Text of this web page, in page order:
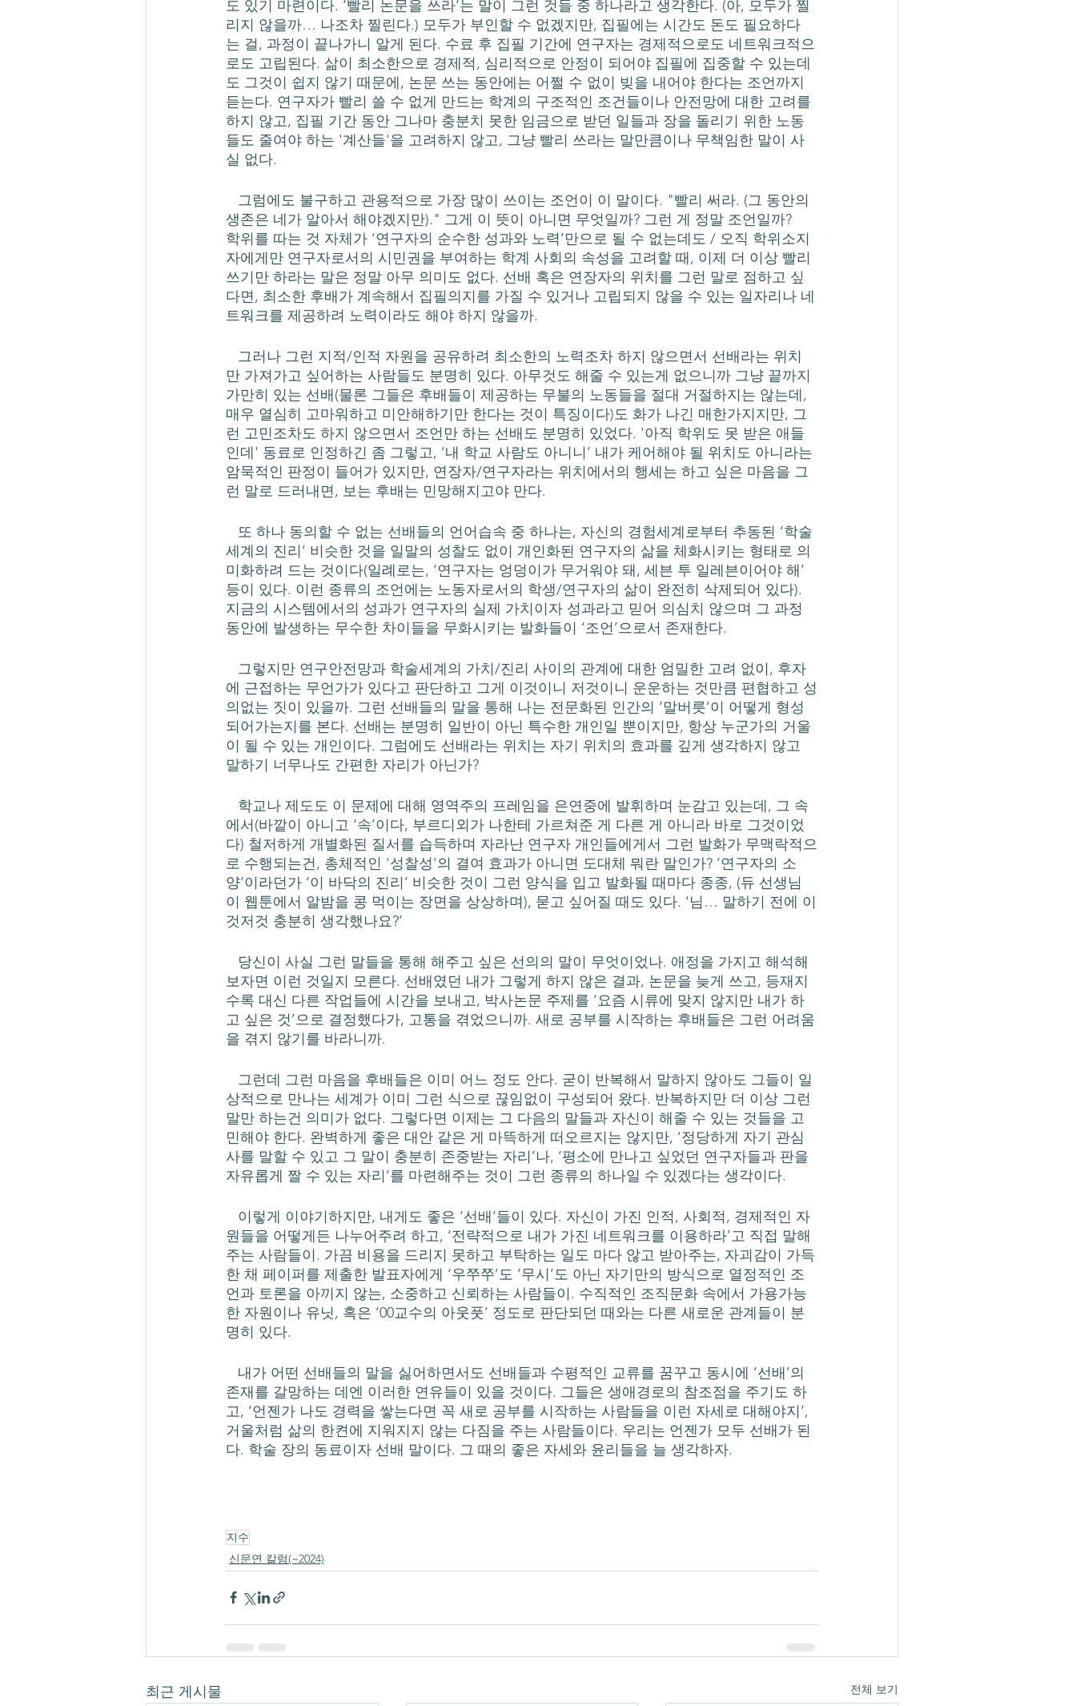
도 있기 마련이다. ‘빨리 논문을 쓰라’는 말이 그런 것들 중 하나라고 생각한다. (아, 모두가 찔
리지 않을까… 나조차 찔린다.) 모두가 부인할 수 없겠지만, 집필에는 시간도 돈도 필요하다
는 걸, 과정이 끝나가니 알게 된다. 수료 후 집필 기간에 연구자는 경제적으로도 네트워크적으
로도 고립된다. 삶이 최소한으로 경제적, 심리적으로 안정이 되어야 집필에 집중할 수 있는데
도 그것이 쉽지 않기 때문에, 논문 쓰는 동안에는 어쩔 수 없이 빚을 내어야 한다는 조언까지
듣는다. 연구자가 빨리 쓸 수 없게 만드는 학계의 구조적인 조건들이나 안전망에 대한 고려를
하지 않고, 집필 기간 동안 그나마 충분치 못한 임금으로 받던 일들과 장을 돌리기 위한 노동
들도 줄여야 하는 '계산들'을 고려하지 않고, 그냥 빨리 쓰라는 말만큼이나 무책임한 말이 사
실 없다.
생존은 네가 알아서 해야겠지만)." 그게 이 뜻이 아니면 무엇일까? 그런 게 정말 조언일까?
학위를 따는 것 자체가 ‘연구자의 순수한 성과와 노력’만으로 될 수 없는데도 / 오직 학위소지
자에게만 연구자로서의 시민권을 부여하는 학계 사회의 속성을 고려할 때, 이제 더 이상 빨리
쓰기만 하라는 말은 정말 아무 의미도 없다. 선배 혹은 연장자의 위치를 그런 말로 점하고 싶
다면, 최소한 후배가 계속해서 집필의지를 가질 수 있거나 고립되지 않을 수 있는 일자리나 네
트워크를 제공하려 노력이라도 해야 하지 않을까.
만 가져가고 싶어하는 사람들도 분명히 있다. 아무것도 해줄 수 있는게 없으니까 그냥 끝까지
가만히 있는 선배(물론 그들은 후배들이 제공하는 무불의 노동들을 절대 거절하지는 않는데,
매우 열심히 고마워하고 미안해하기만 한다는 것이 특징이다)도 화가 나긴 매한가지지만, 그
런 고민조차도 하지 않으면서 조언만 하는 선배도 분명히 있었다. '아직 학위도 못 받은 애들
인데' 동료로 인정하긴 좀 그렇고, ‘내 학교 사람도 아니니’ 내가 케어해야 될 위치도 아니라는
암묵적인 판정이 들어가 있지만, 연장자/연구자라는 위치에서의 행세는 하고 싶은 마음을 그
런 말로 드러내면, 보는 후배는 민망해지고야 만다.
세계의 진리’ 비슷한 것을 일말의 성찰도 없이 개인화된 연구자의 삶을 체화시키는 형태로 의
미화하려 드는 것이다(일례로는, ‘연구자는 엉덩이가 무거워야 돼, 세븐 투 일레븐이어야 해’
등이 있다. 이런 종류의 조언에는 노동자로서의 학생/연구자의 삶이 완전히 삭제되어 있다).
지금의 시스템에서의 성과가 연구자의 실제 가치이자 성과라고 믿어 의심치 않으며 그 과정
동안에 발생하는 무수한 차이들을 무화시키는 발화들이 ‘조언’으로서 존재한다.
에 근접하는 무언가가 있다고 판단하고 그게 이것이니 저것이니 운운하는 것만큼 편협하고 성
의없는 짓이 있을까. 그런 선배들의 말을 통해 나는 전문화된 인간의 ‘말버릇’이 어떻게 형성
되어가는지를 본다. 선배는 분명히 일반이 아닌 특수한 개인일 뿐이지만, 항상 누군가의 거울
이 될 수 있는 개인이다. 그럼에도 선배라는 위치는 자기 위치의 효과를 깊게 생각하지 않고
말하기 너무나도 간편한 자리가 아닌가?
에서(바깥이 아니고 ‘속’이다, 부르디외가 나한테 가르쳐준 게 다른 게 아니라 바로 그것이었
다) 철저하게 개별화된 질서를 습득하며 자라난 연구자 개인들에게서 그런 발화가 무맥락적으
로 수행되는건, 총체적인 '성찰성'의 결여 효과가 아니면 도대체 뭐란 말인가? ‘연구자의 소
양’이라던가 ‘이 바닥의 진리’ 비슷한 것이 그런 양식을 입고 발화될 때마다 종종, (듀 선생님
이 웹툰에서 알밤을 콩 먹이는 장면을 상상하며), 묻고 싶어질 때도 있다. ‘님… 말하기 전에 이
것저것 충분히 생각했나요?’
보자면 이런 것일지 모른다. 선배였던 내가 그렇게 하지 않은 결과, 논문을 늦게 쓰고, 등재지
수록 대신 다른 작업들에 시간을 보내고, 박사논문 주제를 ‘요즘 시류에 맞지 않지만 내가 하
고 싶은 것’으로 결정했다가, 고통을 겪었으니까. 새로 공부를 시작하는 후배들은 그런 어려움
을 겪지 않기를 바라니까.
상적으로 만나는 세계가 이미 그런 식으로 끊임없이 구성되어 왔다. 반복하지만 더 이상 그런
말만 하는건 의미가 없다. 그렇다면 이제는 그 다음의 말들과 자신이 해줄 수 있는 것들을 고
민해야 한다. 완벽하게 좋은 대안 같은 게 마뜩하게 떠오르지는 않지만, ‘정당하게 자기 관심
사를 말할 수 있고 그 말이 충분히 존중받는 자리’나, ‘평소에 만나고 싶었던 연구자들과 판을
자유롭게 짤 수 있는 자리’를 마련해주는 것이 그런 종류의 하나일 수 있겠다는 생각이다.
원들을 어떻게든 나누어주려 하고, ‘전략적으로 내가 가진 네트워크를 이용하라’고 직접 말해
주는 사람들이. 가끔 비용을 드리지 못하고 부탁하는 일도 마다 않고 받아주는, 자괴감이 가득
한 채 페이퍼를 제출한 발표자에게 ‘우쭈쭈’도 ‘무시’도 아닌 자기만의 방식으로 열정적인 조
언과 토론을 아끼지 않는, 소중하고 신뢰하는 사람들이. 수직적인 조직문화 속에서 가용가능
한 자원이나 유닛, 혹은 ‘00교수의 아웃풋’ 정도로 판단되던 때와는 다른 새로운 관계들이 분
명히 있다.
존재를 갈망하는 데엔 이러한 연유들이 있을 것이다. 그들은 생애경로의 참조점을 주기도 하
고, ‘언젠가 나도 경력을 쌓는다면 꼭 새로 공부를 시작하는 사람들을 이런 자세로 대해야지’,
거울처럼 삶의 한켠에 지워지지 않는 다짐을 주는 사람들이다. 우리는 언젠가 모두 선배가 된
다. 학술 장의 동료이자 선배 말이다. 그 때의 좋은 자세와 윤리들을 늘 생각하자.
지수
신문연 칼럼(~2024)
최근 게시물 전체 보기